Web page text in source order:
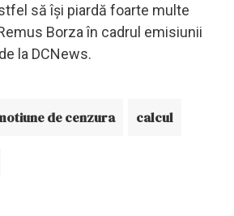
să își piardă foarte multe
Borza în cadrul emisiunii
la DCNews.
de cenzura calcul